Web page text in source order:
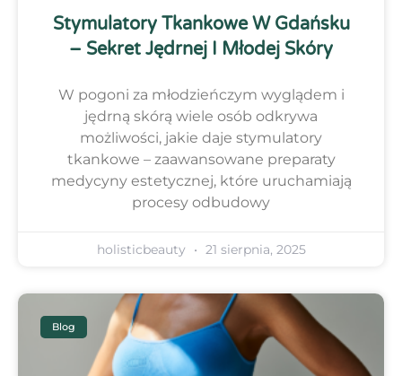
Stymulatory Tkankowe W Gdańsku
– Sekret Jędrnej I Młodej Skóry
W pogoni za młodzieńczym wyglądem i
jędrną skórą wiele osób odkrywa
możliwości, jakie daje stymulatory
tkankowe – zaawansowane preparaty
medycyny estetycznej, które uruchamiają
procesy odbudowy
holisticbeauty 21 sierpnia, 2025
Blog